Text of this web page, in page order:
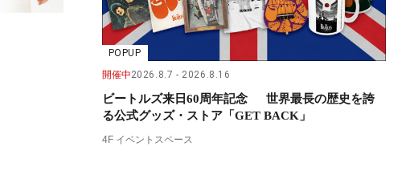
POPUP
開催中2026.8.7 2026.8.16
ビートルズ来日60周年記念 世界最長の歴史を誇
る公式グッズ・ストア「GET BACK」
4F イベントスペース